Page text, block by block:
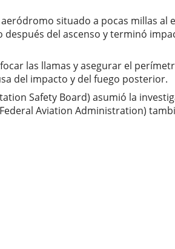
situado a pocas millas
del ascenso y terminó
las llamas y asegurar el
del impacto y del fuego posterior.
Safety Board) asumió la
Aviation Administration)